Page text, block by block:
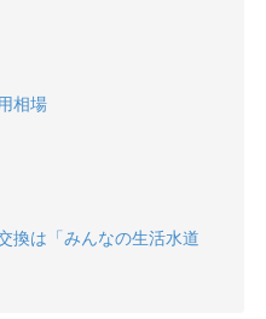
相場
換は「みんなの生活水道